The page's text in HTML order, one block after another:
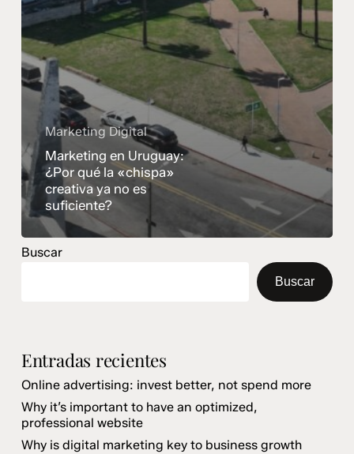
Marketing Digital
Marketing en Uruguay:
¿Por qué la «chispa»
creativa ya no es
suficiente?
Buscar
Buscar
Entradas recientes
Online advertising: invest better, not spend more
Why it’s important to have an optimized,
professional website
Why is digital marketing key to business growth